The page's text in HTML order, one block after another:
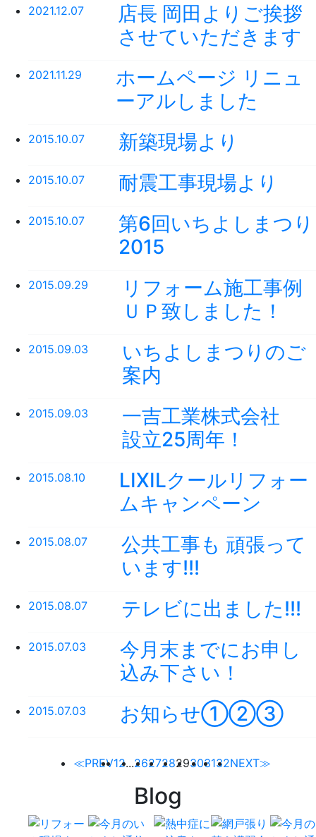
2021.12.07
店長 岡田よりご挨拶
させていただきます
2021.11.29
ホームページ リニュ
ーアルしました
2015.10.07 新築現場より
2015.10.07 耐震工事現場より
2015.10.07
第6回いちよしまつり
2015
2015.09.29
リフォーム施工事例
ＵＰ致しました！
2015.09.03
いちよしまつりのご
案内
2015.09.03
一吉工業株式会社
設立25周年！
2015.08.10
LIXILクールリフォー
ムキャンペーン
2015.08.07
公共工事も 頑張って
います!!!
2015.08.07 テレビに出ました!!!
2015.07.03
今月末までにお申し
込み下さい！
2015.07.03 お知らせ①②③
≪PREV12...26272829303132NEXT≫
Blog